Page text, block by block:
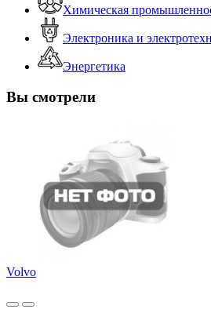
Химическая
Электроника и
Энергетика
Вы смотрели
Volvo